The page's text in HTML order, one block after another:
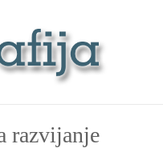
razvijanje